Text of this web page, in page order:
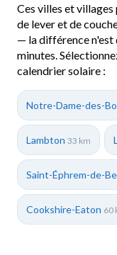
Ces villes et villages
de lever et de
— la différence n'est
minutes.
calendrier solaire :
Notre-Dame-des-
Lambton 33 km
Saint-Éphrem-de-
Cookshire-Eaton 60